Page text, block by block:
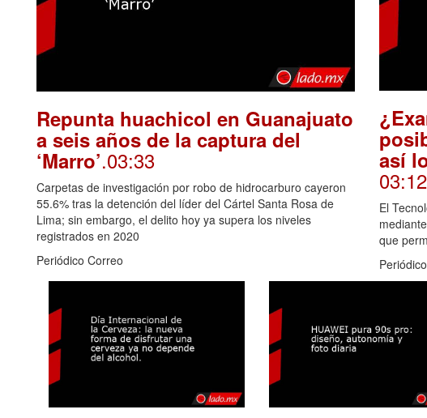
Repunta huachicol en Guanajuato
a seis años de la captura del
‘Marro’.03:33
Carpetas de investigación por robo de hidrocarburo cayeron
55.6% tras la detención del líder del Cártel Santa Rosa de
Lima; sin embargo, el delito hoy ya supera los niveles
registrados en 2020
Periódico Correo
así
03:12
El
que